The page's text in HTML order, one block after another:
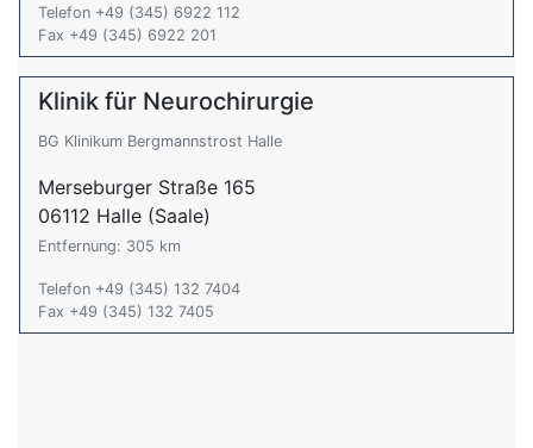
Telefon +49 (345) 6922 112
Fax +49 (345) 6922 201
Klinik für Neurochirurgie
BG Klinikum Bergmannstrost Halle
Merseburger Straße 165
06112 Halle (Saale)
Entfernung: 305 km
Telefon +49 (345) 132 7404
Fax +49 (345) 132 7405